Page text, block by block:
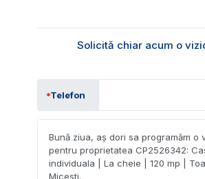
Solicită chiar acum o
Telefon